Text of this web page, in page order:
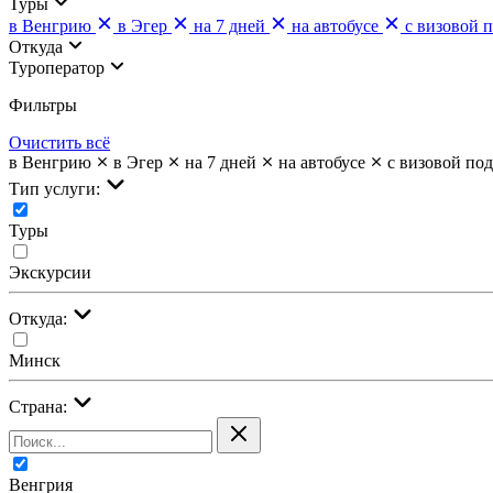
в Венгрию
в Эгер на 7 дней на автобусе
с визовой
Откуда
Туроператор
Фильтры
Очистить всё
в Венгрию
в Эгер на 7 дней на автобусе
с визовой
Тип услуги:
Туры
Экскурсии
Откуда:
Минск
Страна:
Венгрия